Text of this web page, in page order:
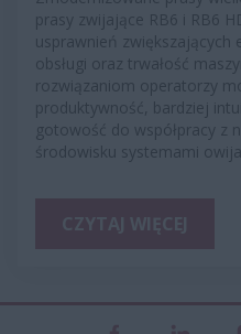
prasy zwijające RB6 i RB6
usprawnień
obsługi oraz trwałość
rozwiązaniom operatorzy
produktywność, bardziej
gotowość do współpracy z
środowisku systemami